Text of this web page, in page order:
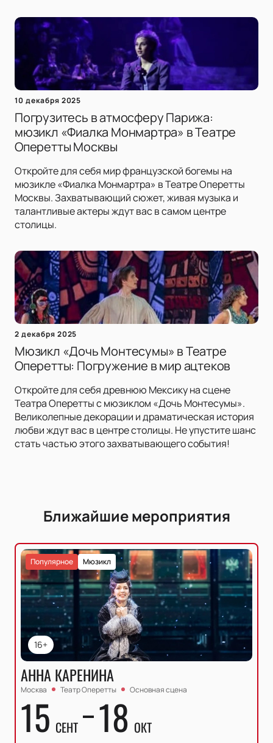
10 декабря 2025
Погрузитесь в атмосферу Парижа:
мюзикл «Фиалка Монмартра» в Театре
Оперетты Москвы
Откройте для себя мир французской богемы на
мюзикле «Фиалка Монмартра» в Театре Оперетты
Москвы. Захватывающий сюжет, живая музыка и
талантливые актеры ждут вас в самом центре
столицы.
2 декабря 2025
Мюзикл «Дочь Монтесумы» в Театре
Оперетты: Погружение в мир ацтеков
Откройте для себя древнюю Мексику на сцене
Театра Оперетты с мюзиклом «Дочь Монтесумы».
Великолепные декорации и драматическая история
любви ждут вас в центре столицы. Не упустите шанс
стать частью этого захватывающего события!
Ближайшие мероприятия
16+
Мюзикл
Популярное
АННА КАРЕНИНА
Москва Театр Оперетты Основная сцена
15 СЕНТ 18 ОКТ